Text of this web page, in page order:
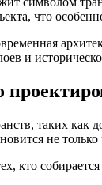
что
и
таких как
не
кто